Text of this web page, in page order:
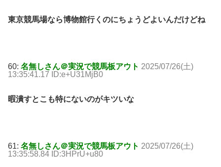
東京競馬場なら博物館行くのにちょうどよいんだけどね
60: 名無しさん＠実況で競馬板アウト 2025/07/26(土)
13:35:41.17 ID:e+U31MjB0
暇潰すとこも特にないのがキツいな
61: 名無しさん＠実況で競馬板アウト 2025/07/26(土)
13:35:58.84 ID:3HPrU+u80